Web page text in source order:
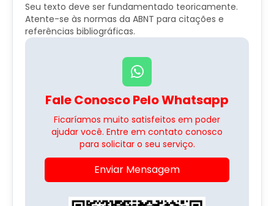
Seu texto deve ser fundamentado teoricamente.
Atente-se às normas da ABNT para citações e
referências bibliográficas.
Fale Conosco Pelo Whatsapp
Ficaríamos muito satisfeitos em poder
ajudar você. Entre em contato conosco
para solicitar o seu serviço.
Enviar Mensagem